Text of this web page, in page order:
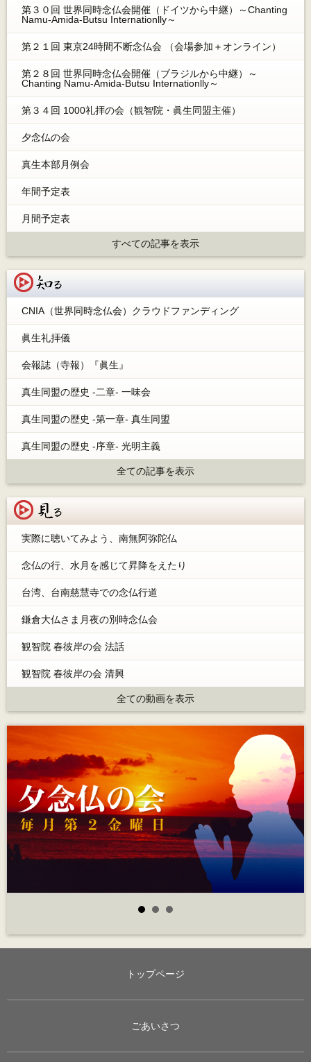
第３０回 世界同時念仏会開催（ドイツから中継）～Chanting
Namu-Amida-Butsu Internationlly～
第２１回 東京24時間不断念仏会 （会場参加＋オンライン）
第２８回 世界同時念仏会開催（ブラジルから中継）～
Chanting Namu-Amida-Butsu Internationlly～
第３４回 1000礼拝の会（観智院・眞生同盟主催）
夕念仏の会
真生本部月例会
年間予定表
月間予定表
すべての記事を表示
CNIA（世界同時念仏会）クラウドファンディング
眞生礼拝儀
会報誌（寺報）『眞生』
真生同盟の歴史 -二章- 一味会
真生同盟の歴史 -第一章- 真生同盟
真生同盟の歴史 -序章- 光明主義
全ての記事を表示
実際に聴いてみよう、南無阿弥陀仏
念仏の行、水月を感じて昇降をえたり
台湾、台南慈慧寺での念仏行道
鎌倉大仏さま月夜の別時念仏会
観智院 春彼岸の会 法話
観智院 春彼岸の会 清興
全ての動画を表示
トップページ
ごあいさつ